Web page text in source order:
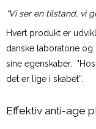
“Vi ser en tilstand, vi
Hvert produkt er
danske laboratorie
sine egenskaber.
det er lige i skabet”.
Effektiv anti-age